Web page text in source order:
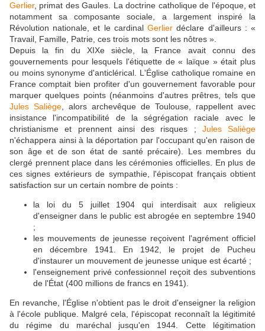
Gerlier, primat des Gaules. La doctrine catholique de l'époque, et
notamment sa composante sociale, a largement inspiré la
Révolution nationale, et le cardinalGerlier déclare d'ailleurs : «
Travail, Famille, Patrie, ces trois mots sont les nôtres ».
Depuis la fin du XIXe siècle, la France avait connu des
gouvernements pour lesquels l'étiquette de « laïque » était plus
ou moins synonyme d'anticlérical. L'Église catholique romaine en
France comptait bien profiter d'un gouvernement favorable pour
marquer quelques points (néanmoins d'autres prêtres, tels que
Jules Saliège, alors archevêque de Toulouse, rappellent avec
insistance l'incompatibilité de la ségrégation raciale avec le
christianisme et prennent ainsi des risques ; Jules Saliège
n'échappera ainsi à la déportation par l'occupant qu'en raison de
son âge et de son état de santé précaire). Les membres du
clergé prennent place dans les cérémonies officielles. En plus de
ces signes extérieurs de sympathie, l'épiscopat français obtient
satisfaction sur un certain nombre de points :
la loi du 5 juillet 1904 qui interdisait aux religieux
d'enseigner dans le public est abrogée en septembre 1940
;
les mouvements de jeunesse reçoivent l'agrément officiel
en décembre 1941. En 1942, le projet de Pucheu
d'instaurer un mouvement de jeunesse unique est écarté ;
l'enseignement privé confessionnel reçoit des subventions
de l'État (400 millions de francs en 1941).
En revanche, l'Église n'obtient pas le droit d'enseigner la religion
à l'école publique. Malgré cela, l'épiscopat reconnaît la légitimité
du régime du maréchal jusqu'en 1944. Cette légitimation